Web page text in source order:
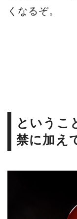
くなるぞ。
というこ
禁に加え